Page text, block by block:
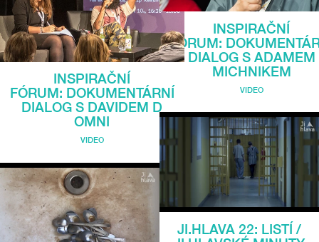
INSPIRAČNÍ
FÓRUM: DOKUMENTÁRNÍ
DIALOG S DAVIDEM D
OMNI
VIDEO
INSPIRAČNÍ
FÓRUM:
DIALOG S ADAMEM
MICHNIKEM
VIDEO
JI.HLAVA 22: LISTÍ /